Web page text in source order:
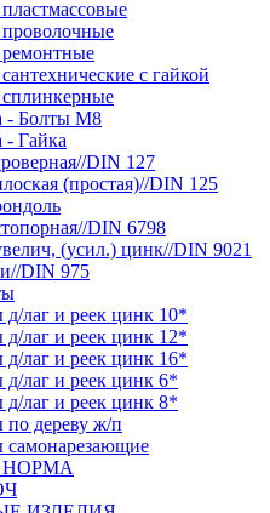
с гайкой
- Болты М8
- Гайка
DIN 127
(простая)//DIN 125
DIN 6798
(усил.) цинк//DIN 9021
DIN 975
лаг и реек цинк 10*
лаг и реек цинк 12*
лаг и реек цинк 16*
лаг и реек цинк 6*
лаг и реек цинк 8*
дереву ж/п
НОРМА